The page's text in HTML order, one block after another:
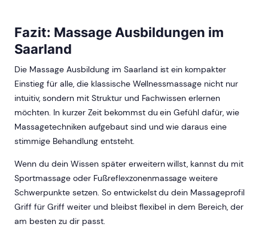
Fazit: Massage Ausbildungen im
Saarland
Die Massage Ausbildung im Saarland ist ein kompakter
Einstieg für alle, die klassische Wellnessmassage nicht nur
intuitiv, sondern mit Struktur und Fachwissen erlernen
möchten. In kurzer Zeit bekommst du ein Gefühl dafür, wie
Massagetechniken aufgebaut sind und wie daraus eine
stimmige Behandlung entsteht.
Wenn du dein Wissen später erweitern willst, kannst du mit
Sportmassage oder Fußreflexzonenmassage weitere
Schwerpunkte setzen. So entwickelst du dein Massageprofil
Griff für Griff weiter und bleibst flexibel in dem Bereich, der
am besten zu dir passt.